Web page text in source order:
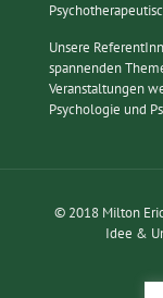
Unsere
spannenden
Veranstaltungen
Psychologie und
© 2018 Milton
Idee &